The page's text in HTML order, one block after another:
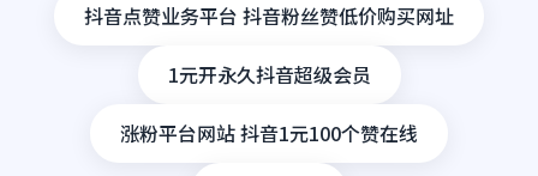
抖音点赞业务平台 抖音粉丝赞低价购买网址
1元开永久抖音超级会员
涨粉平台网站 抖音1元100个赞在线